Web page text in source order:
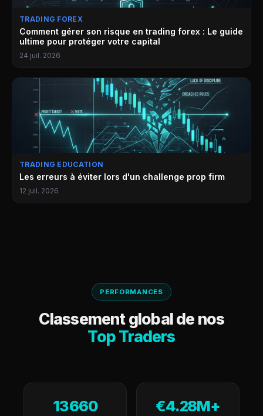
TRADING FOREX
Comment gérer son risque en trading forex : Le guide
ultime pour protéger votre capital
24 juil. 2026
TRADING EDUCATION
Les erreurs à éviter lors d'un challenge prop firm
12 juil. 2026
PERFORMANCES
Classement global de nos
Top Traders
13 660 €4.28M+